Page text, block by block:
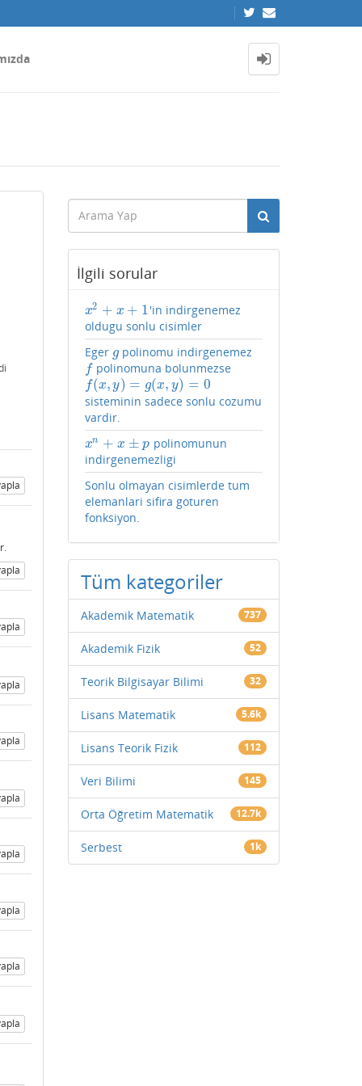
İlgili sorular
x2 + x + 1
x2+x+ 1
'in indirgenemez
oldugu sonlu cisimler
Eger g
gpolinomu indirgenemez
f
f polinomuna bolunmezse
f(x, y) = g(x, y) = 0
f(x,y)=g( x,y) =0
sisteminin sadece sonlu cozumu
vardir.
xn + x ± p
xn+x± p
polinomunun
indirgenemezligi
Sonlu olmayan cisimlerde tum
elemanlari sifira goturen
fonksiyon.
Tüm kategoriler
Akademik Matematik 737
Akademik Fizik 52
Teorik Bilgisayar Bilimi 32
Lisans Matematik 5.6k
Lisans Teorik Fizik 112
Veri Bilimi 145
Orta Öğretim Matematik 12.7k
Serbest 1k